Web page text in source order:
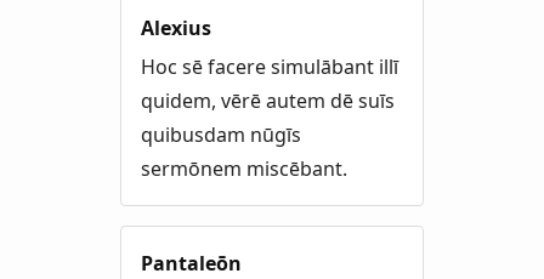
Alexius
Hoc sē facere simulābant illī
quidem, vērē autem dē suīs
quibusdam nūgīs
sermōnem miscēbant.
Pantaleōn